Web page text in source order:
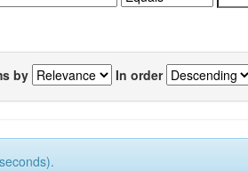
by In order